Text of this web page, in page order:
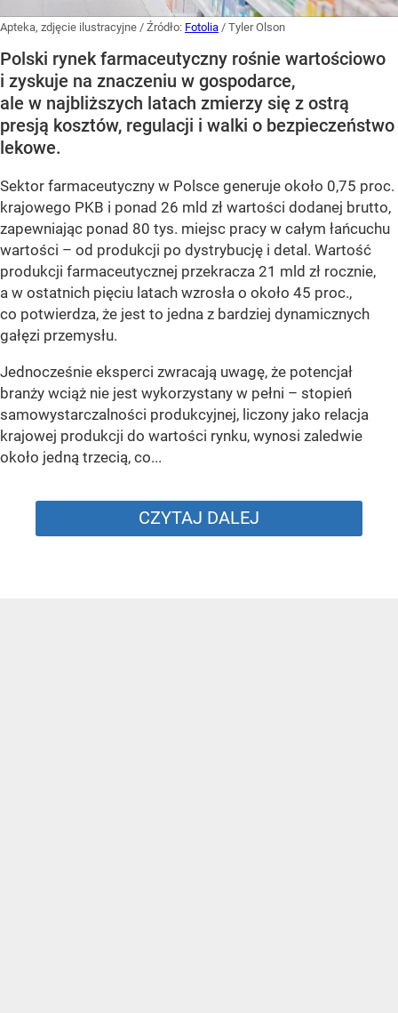
Apteka, zdjęcie ilustracyjne / Źródło: Fotolia / Tyler Olson
Polski rynek farmaceutyczny rośnie wartościowo
i zyskuje na znaczeniu w gospodarce,
ale w najbliższych latach zmierzy się z ostrą
presją kosztów, regulacji i walki o bezpieczeństwo
lekowe.
Sektor farmaceutyczny w Polsce generuje około 0,75 proc.
krajowego PKB i ponad 26 mld zł wartości dodanej brutto,
zapewniając ponad 80 tys. miejsc pracy w całym łańcuchu
wartości – od produkcji po dystrybucję i detal. Wartość
produkcji farmaceutycznej przekracza 21 mld zł rocznie,
a w ostatnich pięciu latach wzrosła o około 45 proc.,
co potwierdza, że jest to jedna z bardziej dynamicznych
gałęzi przemysłu.
Jednocześnie eksperci zwracają uwagę, że potencjał
branży wciąż nie jest wykorzystany w pełni – stopień
samowystarczalności produkcyjnej, liczony jako relacja
krajowej produkcji do wartości rynku, wynosi zaledwie
około jedną trzecią, co...
CZYTAJ DALEJ